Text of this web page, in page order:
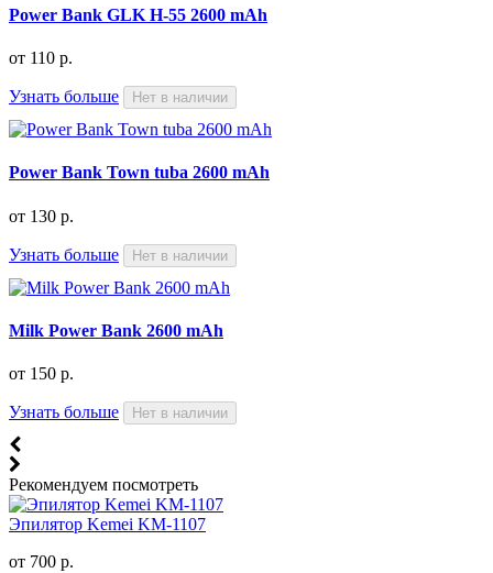
Power Bank GLK H-55 2600 mAh
от 110 р.
Узнать больше Нет в наличии
Power Bank Town tuba 2600 mAh
от 130 р.
Узнать больше Нет в наличии
Milk Power Bank 2600 mAh
от 150 р.
Узнать больше Нет в наличии
Рекомендуем посмотреть
Эпилятор Kemei KM-1107
от 700 р.